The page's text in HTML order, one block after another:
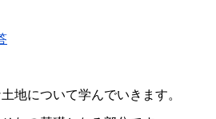
地について学んでいきます。